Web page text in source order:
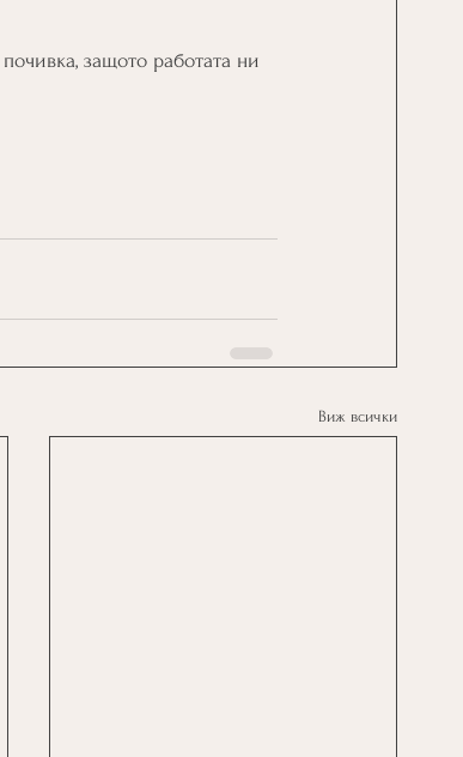
защото работата ни
Виж всички